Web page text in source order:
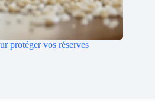
protéger vos réserves